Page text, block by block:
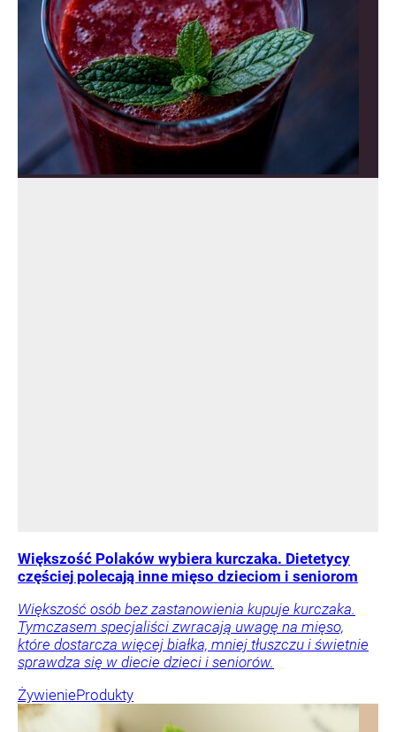
Większość Polaków wybiera kurczaka. Dietetycy
częściej polecają inne mięso dzieciom i seniorom
Większość osób bez zastanowienia kupuje kurczaka.
Tymczasem specjaliści zwracają uwagę na mięso,
które dostarcza więcej białka, mniej tłuszczu i świetnie
sprawdza się w diecie dzieci i seniorów.
ŻywienieProdukty